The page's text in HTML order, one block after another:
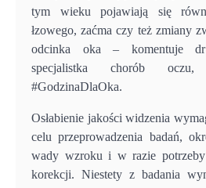
tym wieku pojawiają się
łzowego, zaćma czy też zmiany
odcinka oka – komentuje
specjalistka chorób oczu,
#GodzinaDlaOka.
Osłabienie jakości widzenia
celu przeprowadzenia badań,
wady wzroku i w razie
korekcji. Niestety z badania